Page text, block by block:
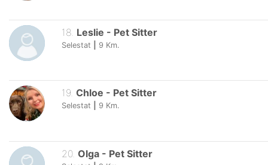
18. Leslie - Pet Sitter
Selestat 9 Km.
19. Chloe - Pet Sitter
Selestat 9 Km.
20. Olga - Pet Sitter